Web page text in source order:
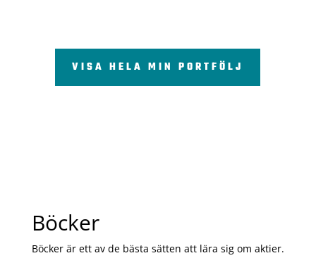
VISA HELA MIN PORTFÖLJ
Böcker
Böcker är ett av de bästa sätten att lära sig om aktier.